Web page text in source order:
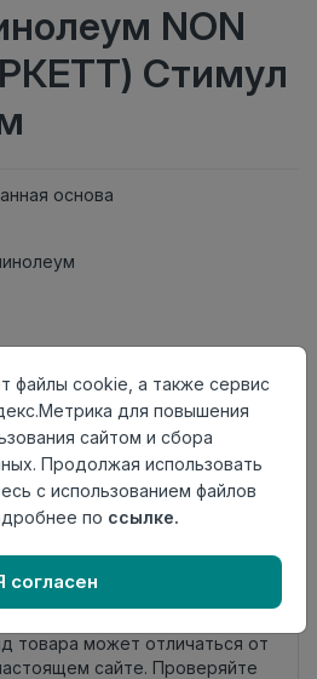
NON
Стимул
основа
товара может отличаться от
сайте. Проверяйте
файлы cookie, а также сервис
для повышения
сайтом и сбора
Продолжая использовать
с использованием файлов
по ссылке.
согласен